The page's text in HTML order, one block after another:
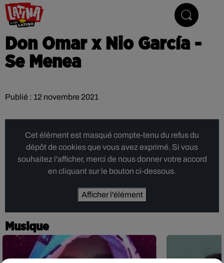
Don Omar x Nio García -
Se Menea
Publié : 12 novembre 2021
Cet élément est masqué compte-tenu du refus du
dépôt de cookies que vous avez exprimé. Si vous
souhaitez l'afficher, merci de nous donner votre accord
en cliquant sur le bouton ci-dessous.
Afficher l'élément
Musique